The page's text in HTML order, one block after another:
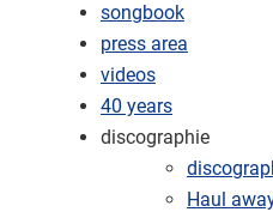
songbook
press area
videos
40 years
discographie
Haul